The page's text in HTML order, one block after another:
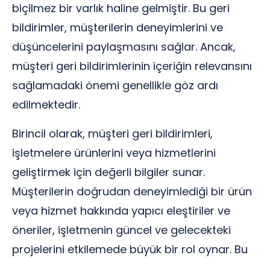
biçilmez bir varlık haline gelmiştir. Bu geri
bildirimler, müşterilerin deneyimlerini ve
düşüncelerini paylaşmasını sağlar. Ancak,
müşteri geri bildirimlerinin içeriğin relevansını
sağlamadaki önemi genellikle göz ardı
edilmektedir.
Birincil olarak, müşteri geri bildirimleri,
işletmelere ürünlerini veya hizmetlerini
geliştirmek için değerli bilgiler sunar.
Müşterilerin doğrudan deneyimlediği bir ürün
veya hizmet hakkında yapıcı eleştiriler ve
öneriler, işletmenin güncel ve gelecekteki
projelerini etkilemede büyük bir rol oynar. Bu